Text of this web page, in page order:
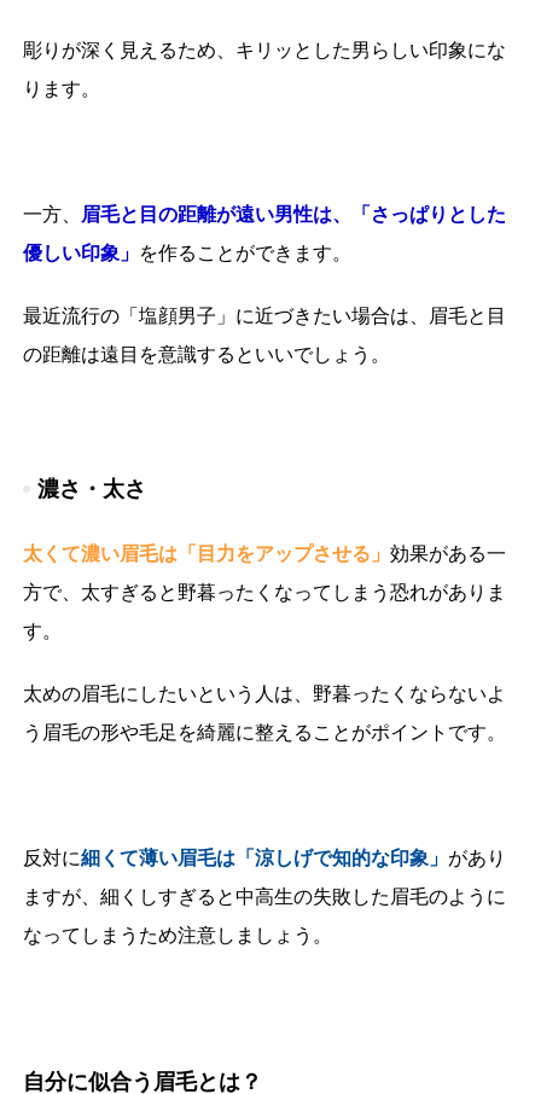
彫りが深く見えるため、キリッとした男らしい印象にな
ります。
一方、
眉毛と目の距離が遠い男性は、「さっぱりとした
優しい印象」 を作ることができます。
最近流行の「塩顔男子」に近づきたい場合は、眉毛と目
の距離は遠目を意識するといいでしょう。
濃さ・太さ
太くて濃い眉毛は「目力をアップさせる」効果がある一
方で、太すぎると野暮ったくなってしまう恐れがありま
す。
太めの眉毛にしたいという人は、野暮ったくならないよ
う眉毛の形や毛足を綺麗に整えることがポイントです。
反対に細くて薄い眉毛は「涼しげで知的な印象」 があり
ますが、細くしすぎると中高生の失敗した眉毛のように
なってしまうため注意しましょう。
自分に似合う眉毛とは？